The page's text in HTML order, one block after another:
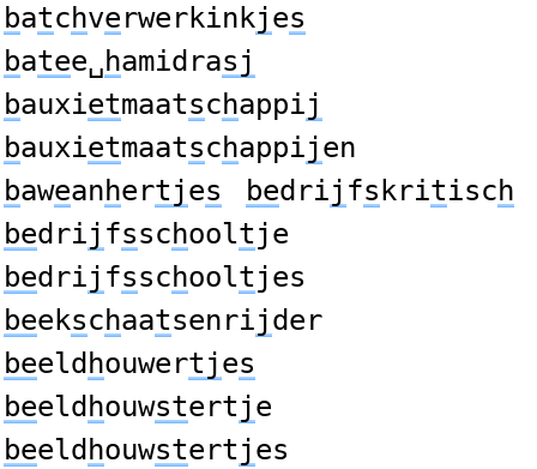
batchverwerkinkjes
batee␣hamidrasj
bauxietmaatschappij
bauxietmaatschappijen
baweanhertjes bedrij fs kritisch
bedrij fsschooltje
bedrij fsschooltjes
beekschaatsenrijder
beeld houwertjes
beeld houwstertje
beeld houwstertjes